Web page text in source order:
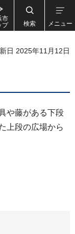
市
プ
検索 メニュー
日 2025年11月12日
や藤がある下段
上段の広場から